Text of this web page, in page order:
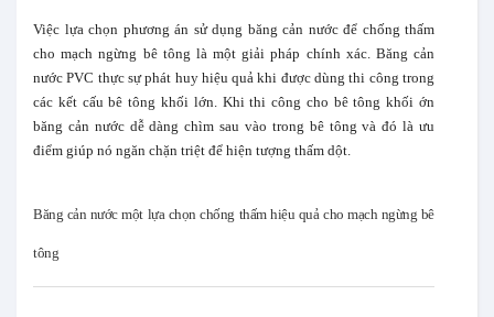
Việc lựa chọn phương án sử dụng băng cản nước để chống thấm
cho mạch ngừng bê tông là một giải pháp chính xác. Băng cản
nước PVC thực sự phát huy hiệu quả khi được dùng thi công trong
các kết cấu bê tông khối lớn. Khi thi công cho bê tông khối ớn
băng cản nước dễ dàng chìm sau vào trong bê tông và đó là ưu
điểm giúp nó ngăn chặn triệt để hiện tượng thấm dột.
Băng cản nước một lựa chọn chống thấm hiệu quả cho mạch ngừng bê
tông